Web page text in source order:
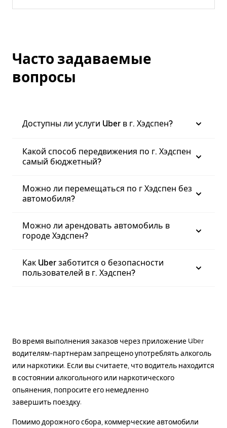
Часто задаваемые
вопросы
Доступны ли услуги Uber в г. Хэдспен?
Какой способ передвижения по г. Хэдспен
самый бюджетный?
Можно ли перемещаться по г Хэдспен без
автомобиля?
Можно ли арендовать автомобиль в
городе Хэдспен?
Как Uber заботится о безопасности
пользователей в г. Хэдспен?
Во время выполнения заказов через приложение Uber
водителям-партнерам запрещено употреблять алкоголь
или наркотики. Если вы считаете, что водитель находится
в состоянии алкогольного или наркотического
опьянения, попросите его немедленно
завершить поездку.
Помимо дорожного сбора, коммерческие автомобили